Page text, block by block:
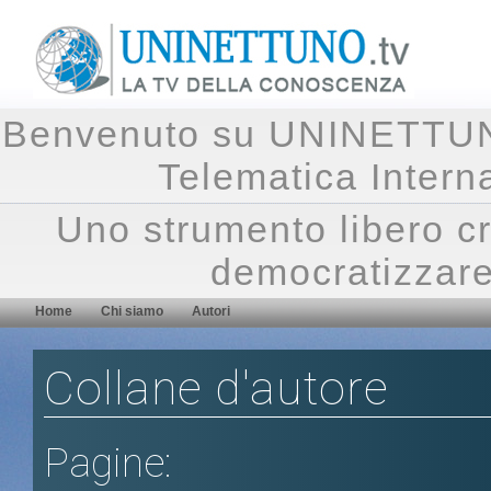
Benvenuto su
Telematica
Uno strumento libero
Home Chi siamo Autori
Collane d'autore
Pagine: